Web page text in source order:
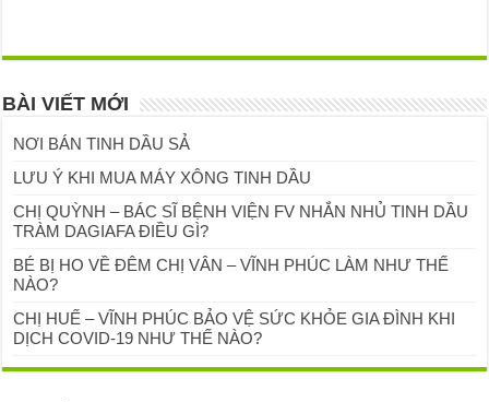
BÀI VIẾT MỚI
NƠI BÁN TINH DẦU SẢ
LƯU Ý KHI MUA MÁY XÔNG TINH DẦU
CHỊ QUỲNH – BÁC SĨ BỆNH VIỆN FV NHẮN NHỦ TINH DẦU
TRÀM DAGIAFA ĐIỀU GÌ?
BÉ BỊ HO VỀ ĐÊM CHỊ VÂN – VĨNH PHÚC LÀM NHƯ THẾ
NÀO?
CHỊ HUẾ – VĨNH PHÚC BẢO VỆ SỨC KHỎE GIA ĐÌNH KHI
DỊCH COVID-19 NHƯ THẾ NÀO?